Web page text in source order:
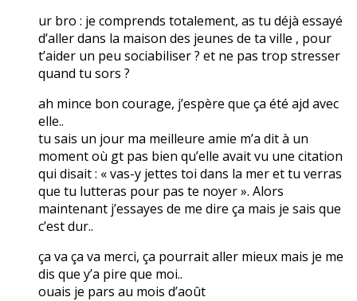
ur bro : je comprends totalement, as tu déjà essayé
d’aller dans la maison des jeunes de ta ville , pour
t’aider un peu sociabiliser ? et ne pas trop stresser
quand tu sors ?
ah mince bon courage, j’espère que ça été ajd avec
elle..
tu sais un jour ma meilleure amie m’a dit à un
moment où gt pas bien qu’elle avait vu une citation
qui disait : « vas-y jettes toi dans la mer et tu verras
que tu lutteras pour pas te noyer ». Alors
maintenant j’essayes de me dire ça mais je sais que
c’est dur..
ça va ça va merci, ça pourrait aller mieux mais je me
dis que y’a pire que moi..
ouais je pars au mois d’août